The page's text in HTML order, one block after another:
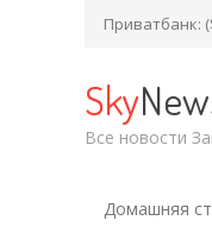
Приватбанк:
Sky
Все новости
Домашняя